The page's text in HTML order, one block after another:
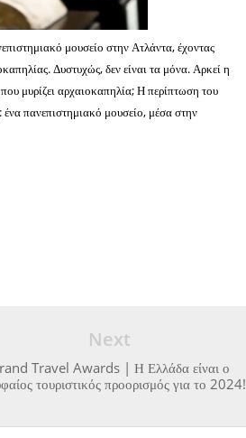
μουσείο στην Ατλάντα, έχοντας
Δυστυχώς, δεν είναι τα μόνα. Αρκεί η
μυρίζει αρχαιοκαπηλία; Η περίπτωση του
πανεπιστημιακό μουσείο, μέσα στην
Next
Travel Awards | Η Ελλάδα είναι ο
τουριστικός προορισμός για το 2024!